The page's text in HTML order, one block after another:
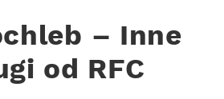
– Inne
od RFC